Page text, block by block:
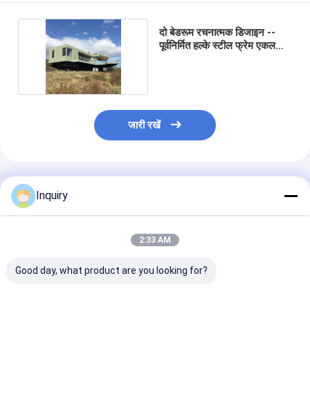
दो बेडरूम रचनात्मक डिजाइन --
पूर्वनिर्मित हल्के स्टील फ्रेम एकल
जारी रखें
अनुशंसित उत्पाद
Inquiry
2:33 AM
Good day, what product are you looking for?